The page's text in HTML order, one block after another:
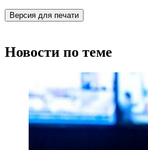
Версия для печати
Новости по теме